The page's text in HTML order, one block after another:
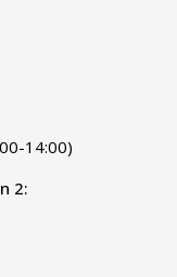
14:00)
2: